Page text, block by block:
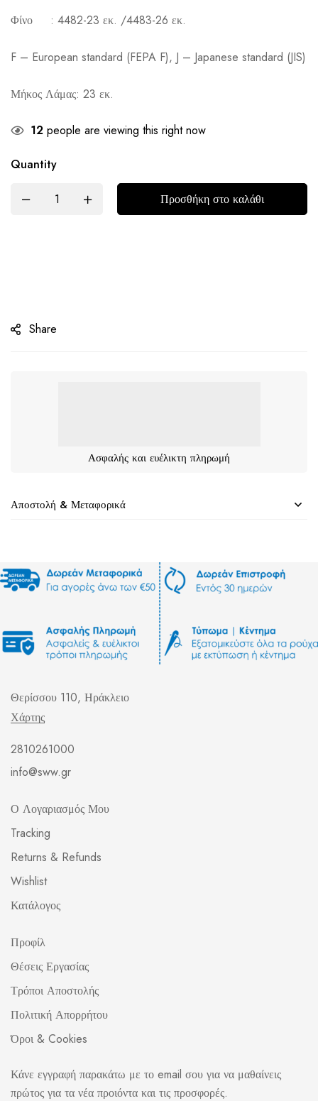
Φίνο : 4482-23 εκ. /4483-26 εκ.
F – European standard (FEPA F), J – Japanese standard (JIS)
Μήκος Λάμας: 23 εκ.
12 people are viewing this right now
Quantity
Προσθήκη στο καλάθι
Share
Ασφαλής και ευέλικτη πληρωμή
Αποστολή & Μεταφορικά
Θερίσσου 110, Ηράκλειο
Χάρτης
2810261000
info@sww.gr
Ο Λογαριασμός Μου
Tracking
Returns & Refunds
Wishlist
Κατάλογος
Προφίλ
Θέσεις Εργασίας
Τρόποι Αποστολής
Πολιτική Απορρήτου
Όροι & Cookies
Κάνε εγγραφή παρακάτω με το email σου για να μαθαίνεις
πρώτος για τα νέα προιόντα και τις προσφορές.